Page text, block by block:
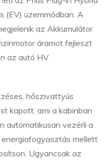
(EV) üzemmódban. A
az Akkumulátor
áramot fejleszt
az autó HV
hőszivattyús
kapott, ami a kabinban
automatikusan vezérli a
mellett
Ugyancsak az